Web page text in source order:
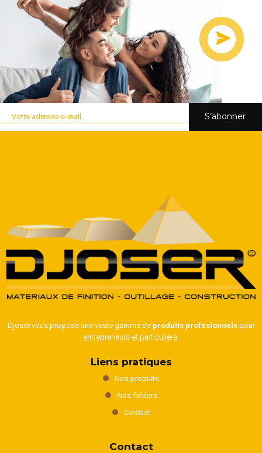
S’abonner
Djoser vous propose une vaste gamme de produits profesionnelspour
entrepreneurs et particuliers.
Liens pratiques
Nos produits
Nos folders
Contact
Contact